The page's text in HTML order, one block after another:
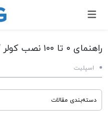
راهنمای ۰ تا ۱۰۰ نصب کولر گازی اسپلیت
اسپلیت
دسته‌بندی مقالات